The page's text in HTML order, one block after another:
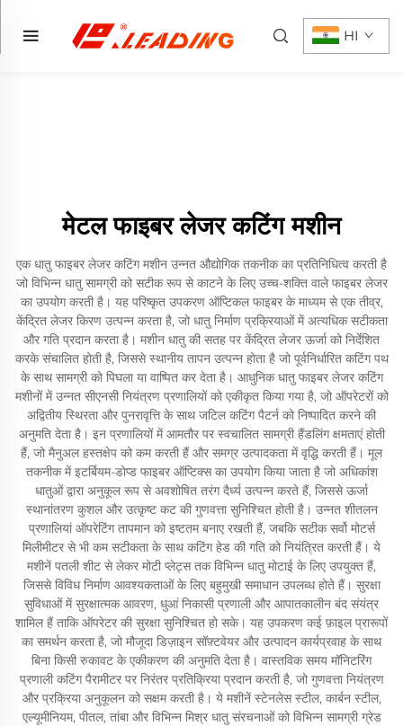
HI
मेटल फाइबर लेजर कटिंग मशीन
एक धातु फाइबर लेजर कटिंग मशीन उन्नत औद्योगिक तकनीक का प्रतिनिधित्व करती है
जो विभिन्न धातु सामग्री को सटीक रूप से काटने के लिए उच्च-शक्ति वाले फाइबर लेजर
का उपयोग करती है। यह परिष्कृत उपकरण ऑप्टिकल फाइबर के माध्यम से एक तीव्र,
केंद्रित लेजर किरण उत्पन्न करता है, जो धातु निर्माण प्रक्रियाओं में अत्यधिक सटीकता
और गति प्रदान करता है। मशीन धातु की सतह पर केंद्रित लेजर ऊर्जा को निर्देशित
करके संचालित होती है, जिससे स्थानीय तापन उत्पन्न होता है जो पूर्वनिर्धारित कटिंग पथ
के साथ सामग्री को पिघला या वाष्पित कर देता है। आधुनिक धातु फाइबर लेजर कटिंग
मशीनों में उन्नत सीएनसी नियंत्रण प्रणालियों को एकीकृत किया गया है, जो ऑपरेटरों को
अद्वितीय स्थिरता और पुनरावृत्ति के साथ जटिल कटिंग पैटर्न को निष्पादित करने की
अनुमति देता है। इन प्रणालियों में आमतौर पर स्वचालित सामग्री हैंडलिंग क्षमताएं होती
हैं, जो मैनुअल हस्तक्षेप को कम करती हैं और समग्र उत्पादकता में वृद्धि करती हैं। मूल
तकनीक में इटर्बियम-डोप्ड फाइबर ऑप्टिक्स का उपयोग किया जाता है जो अधिकांश
धातुओं द्वारा अनुकूल रूप से अवशोषित तरंग दैर्ध्य उत्पन्न करते हैं, जिससे ऊर्जा
स्थानांतरण कुशल और उत्कृष्ट कट की गुणवत्ता सुनिश्चित होती है। उन्नत शीतलन
प्रणालियां ऑपरेटिंग तापमान को इष्टतम बनाए रखती हैं, जबकि सटीक सर्वो मोटर्स
मिलीमीटर से भी कम सटीकता के साथ कटिंग हेड की गति को नियंत्रित करती हैं। ये
मशीनें पतली शीट से लेकर मोटी प्लेट्स तक विभिन्न धातु मोटाई के लिए उपयुक्त हैं,
जिससे विविध निर्माण आवश्यकताओं के लिए बहुमुखी समाधान उपलब्ध होते हैं। सुरक्षा
सुविधाओं में सुरक्षात्मक आवरण, धुआं निकासी प्रणाली और आपातकालीन बंद संयंत्र
शामिल हैं ताकि ऑपरेटर की सुरक्षा सुनिश्चित हो सके। यह उपकरण कई फ़ाइल प्रारूपों
का समर्थन करता है, जो मौजूदा डिज़ाइन सॉफ़्टवेयर और उत्पादन कार्यप्रवाह के साथ
बिना किसी रुकावट के एकीकरण की अनुमति देता है। वास्तविक समय मॉनिटरिंग
प्रणाली कटिंग पैरामीटर पर निरंतर प्रतिक्रिया प्रदान करती है, जो गुणवत्ता नियंत्रण
और प्रक्रिया अनुकूलन को सक्षम करती है। ये मशीनें स्टेनलेस स्टील, कार्बन स्टील,
एल्यूमीनियम, पीतल, तांबा और विभिन्न मिश्र धातु संरचनाओं को विभिन्न सामग्री ग्रेड